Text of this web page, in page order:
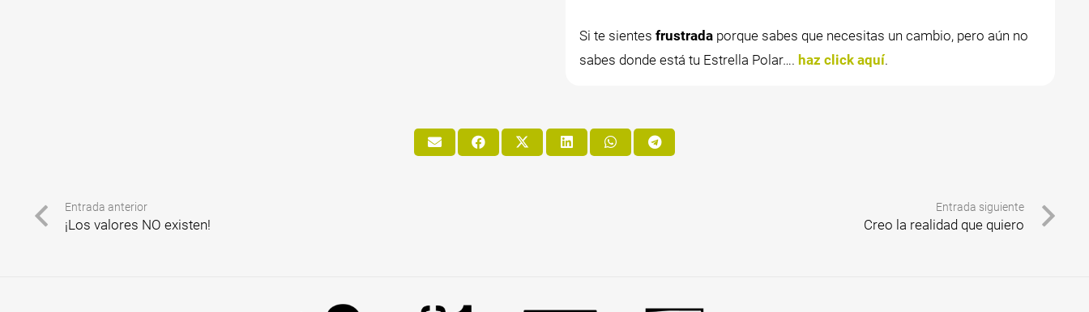
Si te sientes frustradaporque sabes que necesitas un cambio, pero aún no
sabes donde está tu Estrella Polar…. haz click aquí.
Entrada anterior
¡Los valores NO existen!
Entrada siguiente
Creo la realidad que quiero